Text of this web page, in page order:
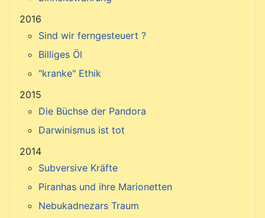
2016
Sind wir ferngesteuert ?
Billiges Öl
"kranke" Ethik
2015
Die Büchse der Pandora
Darwinismus ist tot
2014
Subversive Kräfte
Piranhas und ihre Marionetten
Nebukadnezars Traum